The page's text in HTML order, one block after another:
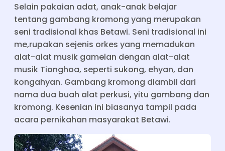
Selain pakaian adat, anak-anak belajar
tentang gambang kromong yang merupakan
seni tradisional khas Betawi. Seni tradisional ini
me,rupakan sejenis orkes yang memadukan
alat-alat musik gamelan dengan alat-alat
musik Tionghoa, seperti sukong, ehyan, dan
kongahyan. Gambang kromong diambil dari
nama dua buah alat perkusi, yitu gambang dan
kromong. Kesenian ini biasanya tampil pada
acara pernikahan masyarakat Betawi.